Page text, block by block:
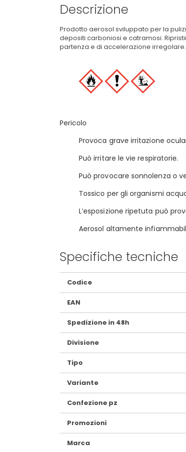
Descrizione
Prodotto aerosol sviluppato per la
depositi carboniosi e catramosi.
partenza e di accelerazione
Pericolo
Provoca grave irritazione
Può irritare le vie respiratorie.
Può provocare sonnolenza o
Tossico per gli organismi
L’esposizione ripetuta può
Aerosol altamente
Specifiche tecniche
Maggiori
Informazioni
Codice
EAN
Spedizione in 48h
Divisione
Tipo
Variante
Confezione pz
Promozioni
Marca